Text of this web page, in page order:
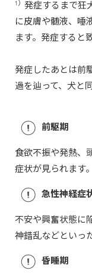
1） 発症するまで狂
に皮膚や髄液、唾
ます。発症すると
発症したあとは前
過を辿って、犬と
前駆期
食欲不振や発熱、
症状が見られます。
急性神経症
不安や興奮状態に
神錯乱などといっ
昏睡期